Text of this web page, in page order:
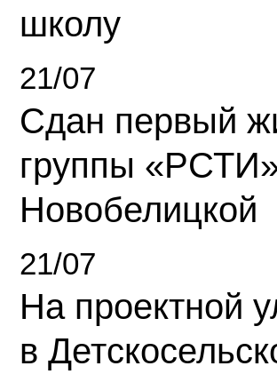
школу
21/07
Сдан первый
группы
Новобелицкой
21/07
На проектной
в